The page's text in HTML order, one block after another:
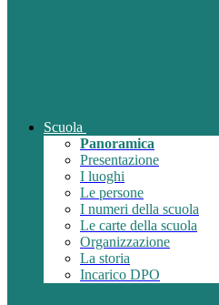
Scuola
Panoramica
Presentazione
I luoghi
Le persone
I numeri della scuola
Le carte della scuola
Organizzazione
La storia
Incarico DPO